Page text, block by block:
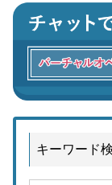
キーワード